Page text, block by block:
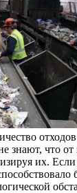
знают, что
их.